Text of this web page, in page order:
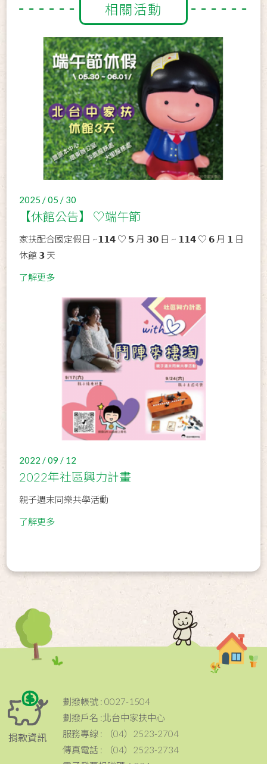
相關活動
2025 / 05 / 30
【休館公告】 ♡端午節
家扶配合國定假日 ~𝟭𝟭𝟰 ♡ 𝟱 月 𝟯𝟬 日 ~ 𝟭𝟭𝟰 ♡ 𝟲 月 𝟭 日
休館 𝟯 天
了解更多
2022 / 09 / 12
2022年社區興力計畫
親子週末同樂共學活動
了解更多
捐款資訊
劃撥帳號 : 0027-1504
劃撥戶名 :北台中家扶中心
服務專線 : （04）2523-2704
傳真電話 : （04）2523-2734